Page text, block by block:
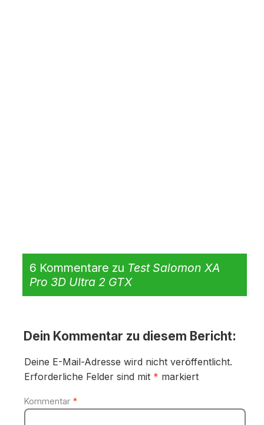
6 Kommentare zu Test Salomon XA
Pro 3D Ultra 2 GTX
Dein Kommentar zu diesem Bericht:
Deine E-Mail-Adresse wird nicht veröffentlicht.
Erforderliche Felder sind mit * markiert
Kommentar *